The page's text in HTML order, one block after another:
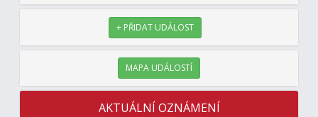
+ PŘIDAT UDÁLOST
MAPA UDÁLOSTÍ
AKTUÁLNÍ OZNÁMENÍ